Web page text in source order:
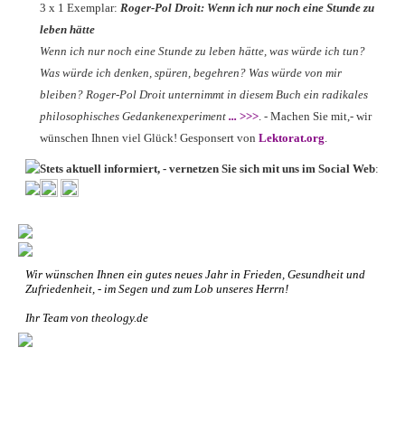
3 x 1 Exemplar: Roger-Pol Droit: Wenn ich nur noch eine Stunde zu
leben hätte
Wenn ich nur noch eine Stunde zu leben hätte, was würde ich tun?
Was würde ich denken, spüren, begehren? Was würde von mir
bleiben? Roger-Pol Droit unternimmt in diesem Buch ein radikales
philosophisches Gedankenexperiment ... >>>. - Machen Sie mit,- wir
wünschen Ihnen viel Glück! Gesponsert von Lektorat.org.
Stets aktuell informiert, - vernetzen Sie sich mit uns im Social Web:
Wir wünschen Ihnen ein gutes neues Jahr in Frieden, Gesundheit und
Zufriedenheit, - im Segen und zum Lob unseres Herrn!
Ihr Team von theology.de